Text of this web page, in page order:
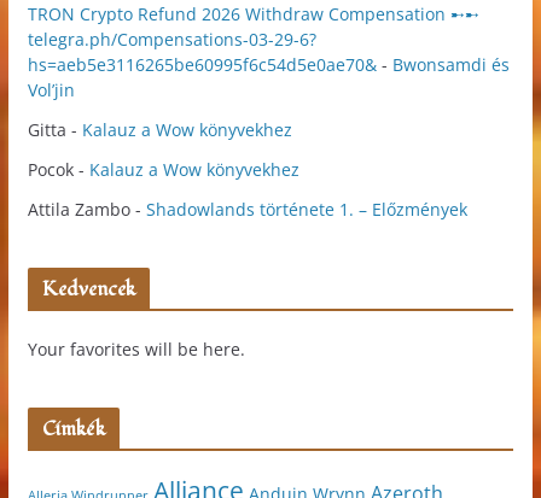
TRON Crypto Refund 2026 Withdraw Compensation ➸➸
telegra.ph/Compensations-03-29-6?
hs=aeb5e3116265be60995f6c54d5e0ae70&- Bwonsamdi és
Vol’jin
Gitta - Kalauz a Wow könyvekhez
Pocok- Kalauz a Wow könyvekhez
Attila Zambo- Shadowlands története 1. – Előzmények
Kedvencek
Your favorites will be here.
Címkék
Alliance